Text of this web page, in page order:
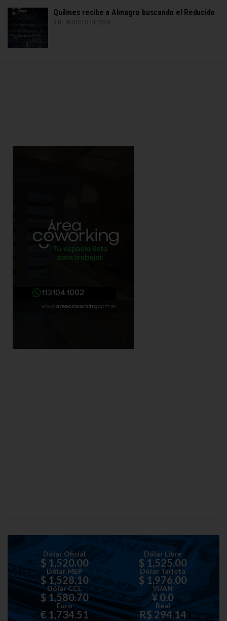
Quilmes recibe a Almagro buscando el Reducido
9 DE AGOSTO DE 2026
Dólar Oficial
$ 1,520.00
Dólar Libre
$ 1,525.00
Dólar MEP
$ 1,528.10
Dólar Tarjeta
$ 1,976.00
Dólar CCL
$ 1,580.70
YUAN
¥ 0.0
Euro
€ 1,734.51
Real
R$ 294.14